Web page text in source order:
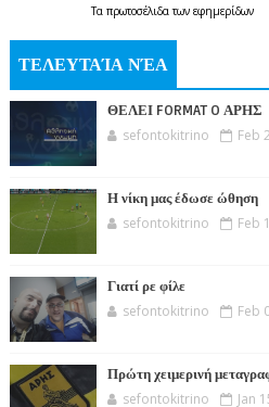
Τα πρωτοσέλιδατων εφημερίδων
ΤΕΛΕΥΤΑΊΑ ΝΈΑ
ΘΕΛΕΙ FORMAT O ΑΡΗΣ
sefontokitrino Feb
Η νίκη μας έδωσε ώθηση
sefontokitrino Feb
Γιατί ρε φίλε
sefontokitrino Feb
Πρώτη χειμερινή
sefontokitrino Jan